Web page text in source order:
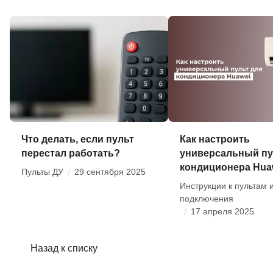
Что делать, если пульт
перестал работать?
Пульты ДУ / 29 сентября 2025
Как настроить
универсальный
кондиционера
Инструкции к пультам
подключения
/ 17 апреля 2025
Назад к списку